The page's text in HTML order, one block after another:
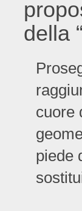
della
cuore
piede